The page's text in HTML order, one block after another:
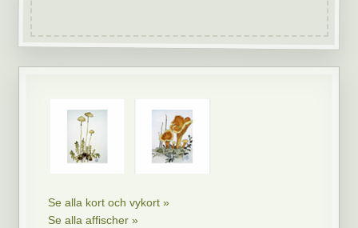
Se alla kort och vykort »
Se alla affischer »